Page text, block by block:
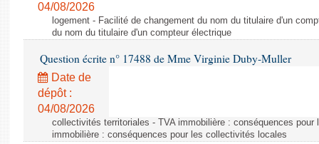
Comptes rendus des débats
04/08/2026
logement - Facilité de changement du nom du titulaire d'un
du nom du titulaire d'un compteur électrique
Question écrite n° 17488 de Mme Virginie Duby-Muller
Date de
dépôt :
04/08/2026
collectivités territoriales - TVA immobilière : conséquences
immobilière : conséquences pour les collectivités locales